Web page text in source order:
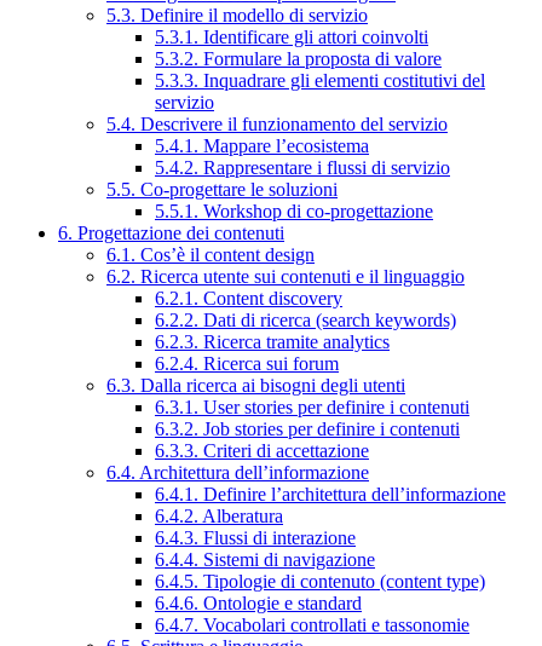
5.3. Definire il modello di servizio
5.3.1. Identificare gli attori coinvolti
5.3.2. Formulare la proposta di valore
5.3.3. Inquadrare gli elementi costitutivi del
servizio
5.4. Descrivere il funzionamento del servizio
5.4.1. Mappare l’ecosistema
5.4.2. Rappresentare i flussi di servizio
5.5. Co-progettare le soluzioni
5.5.1. Workshop di co-progettazione
6. Progettazione dei contenuti
6.1. Cos’è il content design
6.2. Ricerca utente sui contenuti e il linguaggio
6.2.1. Content discovery
6.2.2. Dati di ricerca (search keywords)
6.2.3. Ricerca tramite analytics
6.2.4. Ricerca sui forum
6.3. Dalla ricerca ai bisogni degli utenti
6.3.1. User stories per definire i contenuti
6.3.2. Job stories per definire i contenuti
6.3.3. Criteri di accettazione
6.4. Architettura dell’informazione
6.4.1. Definire l’architettura dell’informazione
6.4.2. Alberatura
6.4.3. Flussi di interazione
6.4.4. Sistemi di navigazione
6.4.5. Tipologie di contenuto (content type)
6.4.6. Ontologie e standard
6.4.7. Vocabolari controllati e tassonomie